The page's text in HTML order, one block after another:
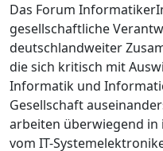
Das Forum
gesellschaftliche
deutschlandweiter
die sich kritisch mit
Informatik und
Gesellschaft
arbeiten überwiegend
vom IT-